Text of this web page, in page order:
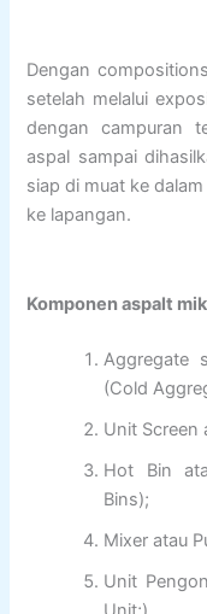
Dengan
setelah melalui
dengan campuran
aspal sampai
siap di muat ke
ke lapangan.
Komponen aspalt
Aggregate
(Cold
Unit Screen
Hot Bin
Bins);
Mixer atau
Unit